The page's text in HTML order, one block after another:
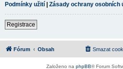
Podmínky užití | Zásady ochrany osobních
Registrace
Fórum Obsah Smazat
Založeno na phpBB® Forum